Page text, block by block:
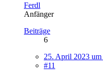
Ferdl
Anfänger
Beiträge
6
25. April 2023 um
#11